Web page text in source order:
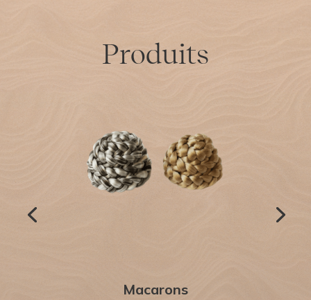
Produits
Macarons